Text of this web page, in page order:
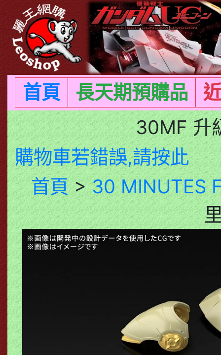
首頁 長天期預購品
30MF 升
購物車若錯誤,請按此
首頁>30 MINUTES